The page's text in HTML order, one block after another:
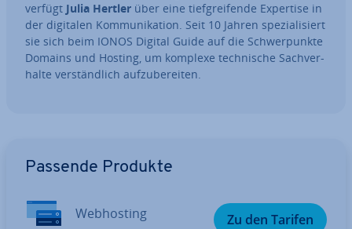
verfügt Julia Hertler über eine tief­grei­fen­de Expertise in
der digitalen Kom­mu­ni­ka­ti­on. Seit 10 Jahren spe­zia­li­siert
sie sich beim IONOS Digital Guide auf die Schwer­punk­te
Domains und Hosting, um komplexe tech­ni­sche Sach­ver­
hal­te ver­ständ­lich auf­zu­be­rei­ten.
Passende Produkte
Web­hos­ting Zu den Tarifen